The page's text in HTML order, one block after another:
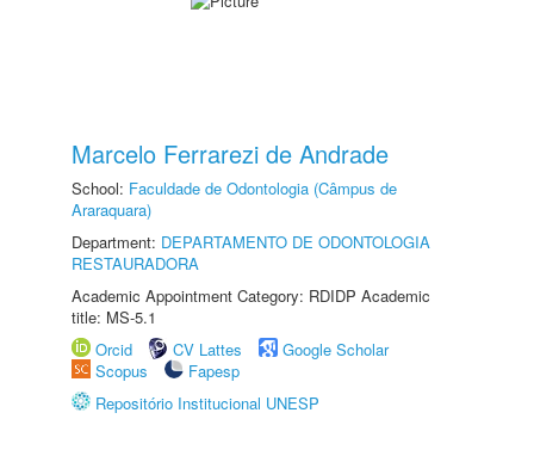
Marcelo Ferrarezi de Andrade
School: Faculdade de Odontologia (Câmpus de
Araraquara)
Department: DEPARTAMENTO DE ODONTOLOGIA
RESTAURADORA
Academic Appointment Category: RDIDP Academic
title: MS-5.1
Orcid
CV Lattes
Google Scholar
Scopus
Fapesp
Repositório Institucional UNESP